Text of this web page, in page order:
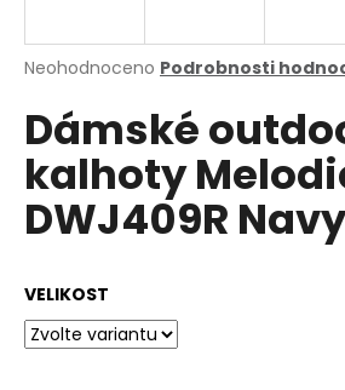
Průměrné
produktu
je
0,0
5
hvězdiček.
Neohodnoceno Podrobnosti
Dámské
kalhoty
DWJ409R Navy
VELIKOST
j
t
?